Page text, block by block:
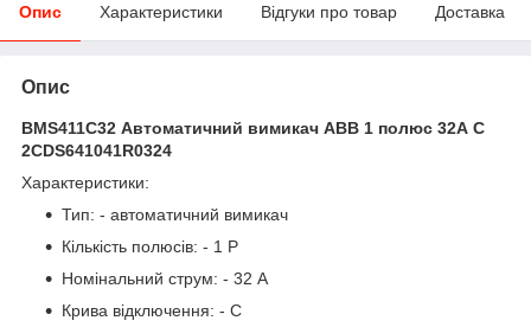
Опис Характеристики Відгуки про товар Доставка
Опис
BMS411C32 Автоматичний вимикач ABB 1 полюс 32А C
2CDS641041R0324
Характеристики:
Тип: - автоматичний вимикач
Кількість полюсів: - 1 P
Номінальний струм: - 32 А
Крива відключення: - C